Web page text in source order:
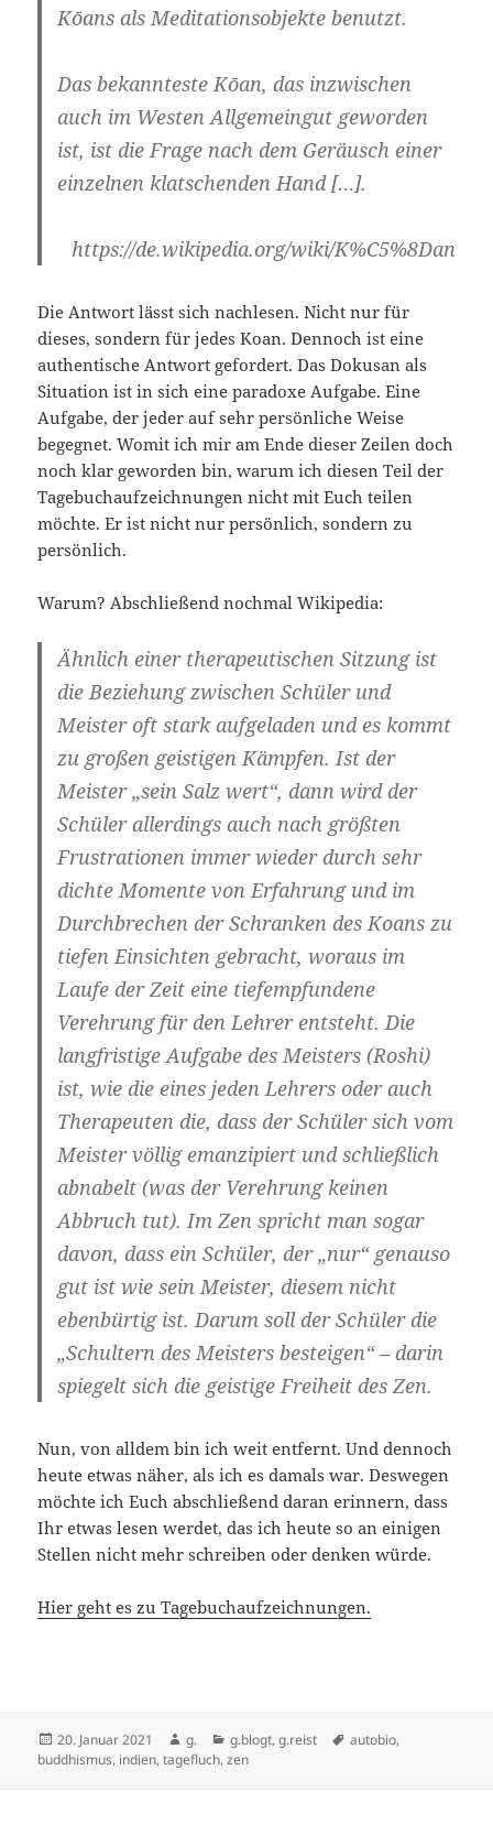
Kōans als Meditationsobjekte benutzt.
Das bekannteste Kōan, das inzwischen
auch im Westen Allgemeingut geworden
ist, ist die Frage nach dem Geräusch einer
einzelnen klatschenden Hand […].
https://de.wikipedia.org/wiki/K%C5%8Dan
Die Antwort lässt sich nachlesen. Nicht nur für
dieses, sondern für jedes Koan. Dennoch ist eine
authentische Antwort gefordert. Das Dokusan als
Situation ist in sich eine paradoxe Aufgabe. Eine
Aufgabe, der jeder auf sehr persönliche Weise
begegnet. Womit ich mir am Ende dieser Zeilen doch
noch klar geworden bin, warum ich diesen Teil der
Tagebuchaufzeichnungen nicht mit Euch teilen
möchte. Er ist nicht nur persönlich, sondern zu
persönlich.
Warum? Abschließend nochmal Wikipedia:
Ähnlich einer therapeutischen Sitzung ist
die Beziehung zwischen Schüler und
Meister oft stark aufgeladen und es kommt
zu großen geistigen Kämpfen. Ist der
Meister „sein Salz wert“, dann wird der
Schüler allerdings auch nach größten
Frustrationen immer wieder durch sehr
dichte Momente von Erfahrung und im
Durchbrechen der Schranken des Koans zu
tiefen Einsichten gebracht, woraus im
Laufe der Zeit eine tiefempfundene
Verehrung für den Lehrer entsteht. Die
langfristige Aufgabe des Meisters (Roshi)
ist, wie die eines jeden Lehrers oder auch
Therapeuten die, dass der Schüler sich vom
Meister völlig emanzipiert und schließlich
abnabelt (was der Verehrung keinen
Abbruch tut). Im Zen spricht man sogar
davon, dass ein Schüler, der „nur“ genauso
gut ist wie sein Meister, diesem nicht
ebenbürtig ist. Darum soll der Schüler die
„Schultern des Meisters besteigen“ – darin
spiegelt sich die geistige Freiheit des Zen.
Nun, von alldem bin ich weit entfernt. Und dennoch
heute etwas näher, als ich es damals war. Deswegen
möchte ich Euch abschließend daran erinnern, dass
Ihr etwas lesen werdet, das ich heute so an einigen
Stellen nicht mehr schreiben oder denken würde.
Hier geht es zu Tagebuchaufzeichnungen.
Veröffentlicht
am
20. Januar 2021 Autor
g. Kategorien
g.blogt,g.reist Schlagwörter
autobio,
buddhismus, indien,tagefluch,zen